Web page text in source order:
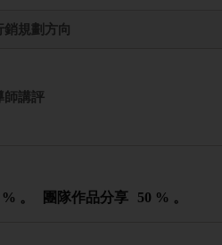
規劃方向
師講評
。 團隊作品分享 50 % 。